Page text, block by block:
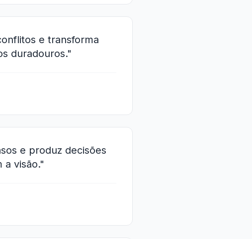
e transforma
duradouros."
e produz decisões
a visão."